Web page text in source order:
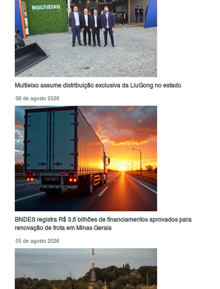
Multieixo assume distribuição exclusiva da LiuGong no estado
06 de agosto 2026
BNDES registra R$ 3,6 bilhões de financiamentos aprovados para
renovação de frota em Minas Gerais
05 de agosto 2026